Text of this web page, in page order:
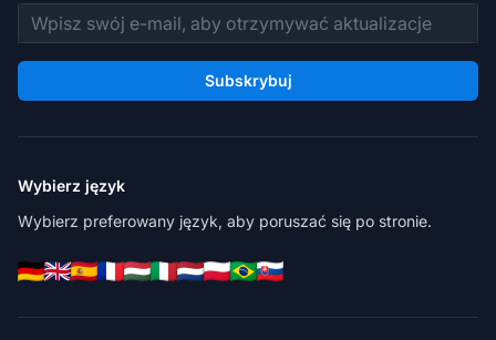
Adres e-mail
Subskrybuj
Wybierz język
Wybierz preferowany język, aby poruszać się po stronie.